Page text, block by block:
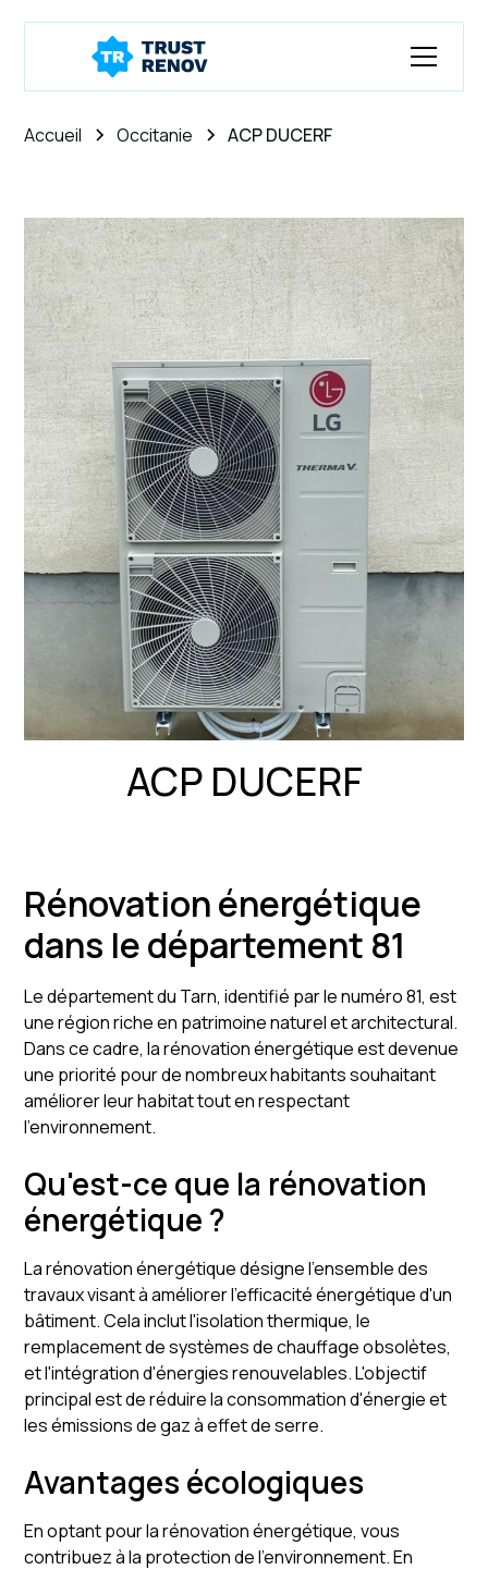
Accueil Occitanie ACP DUCERF
ACP DUCERF
Rénovation énergétique
dans le département 81
Le département du Tarn, identifié par le numéro 81, est
une région riche en patrimoine naturel et architectural.
Dans ce cadre, la rénovation énergétique est devenue
une priorité pour de nombreux habitants souhaitant
améliorer leur habitat tout en respectant
l'environnement.
Qu'est-ce que la rénovation
énergétique ?
La rénovation énergétique désigne l'ensemble des
travaux visant à améliorer l'efficacité énergétique d'un
bâtiment. Cela inclut l'isolation thermique, le
remplacement de systèmes de chauffage obsolètes,
et l'intégration d'énergies renouvelables. L'objectif
principal est de réduire la consommation d'énergie et
les émissions de gaz à effet de serre.
Avantages écologiques
En optant pour la rénovation énergétique, vous
contribuez à la protection de l'environnement. En